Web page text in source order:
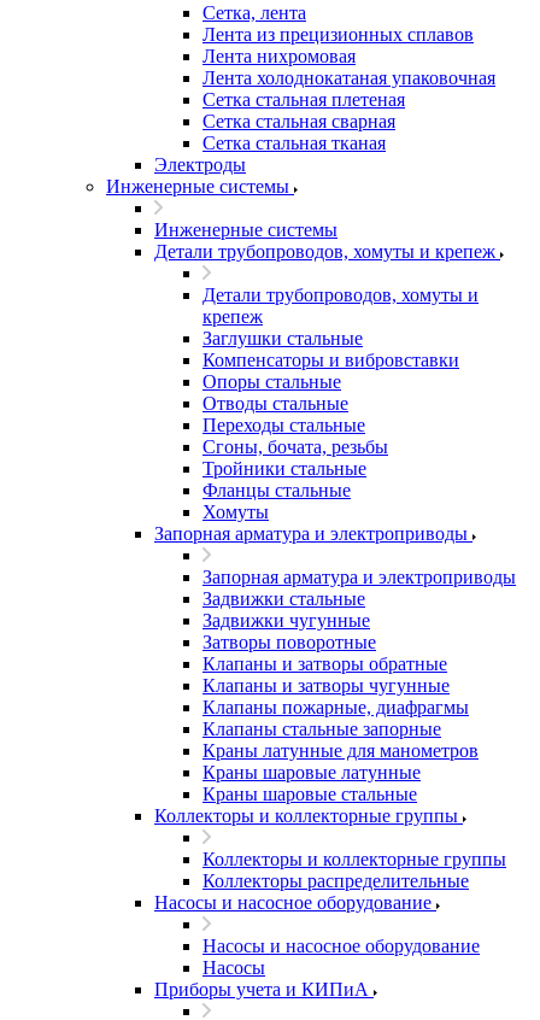
Сетка, лента
Лента из прецизионных сплавов
Лента нихромовая
Лента холоднокатаная упаковочная
Сетка стальная плетеная
Сетка стальная сварная
Сетка стальная тканая
Электроды
Инженерные системы
Инженерные системы
Детали трубопроводов, хомуты и крепеж
Детали трубопроводов, хомуты и
крепеж
Заглушки стальные
Компенсаторы и вибровставки
Опоры стальные
Отводы стальные
Переходы стальные
Сгоны, бочата, резьбы
Тройники стальные
Фланцы стальные
Хомуты
Запорная арматура и электроприводы
Запорная арматура и электроприводы
Задвижки стальные
Задвижки чугунные
Затворы поворотные
Клапаны и затворы обратные
Клапаны и затворы чугунные
Клапаны пожарные, диафрагмы
Клапаны стальные запорные
Краны латунные для манометров
Краны шаровые латунные
Краны шаровые стальные
Коллекторы и коллекторные группы
Коллекторы и коллекторные группы
Коллекторы распределительные
Насосы и насосное оборудование
Насосы и насосное оборудование
Насосы
Приборы учета и КИПиА